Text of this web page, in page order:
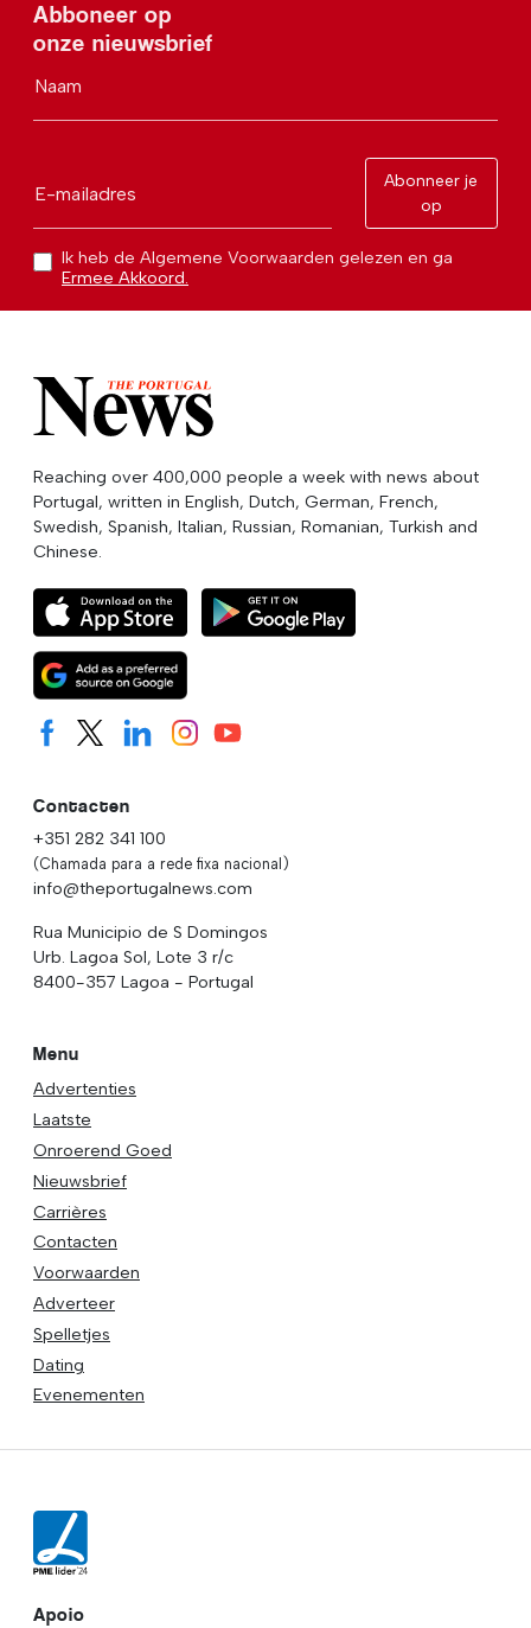
Abboneer op
onze nieuwsbrief
Naam
E-mailadres
Abonneer je
op
Ik heb de Algemene Voorwaarden gelezen en ga
Ermee Akkoord.
Reaching over 400,000 people a week with news about
Portugal, written in English, Dutch, German, French,
Swedish, Spanish, Italian, Russian, Romanian, Turkish and
Chinese.
Contacten
+351 282 341 100
(Chamada para a rede fixa nacional)
info@theportugalnews.com
Rua Municipio de S Domingos
Urb. Lagoa Sol, Lote 3 r/c
8400-357 Lagoa - Portugal
Menu
Advertenties
Laatste
Onroerend Goed
Nieuwsbrief
Carrières
Contacten
Voorwaarden
Adverteer
Spelletjes
Dating
Evenementen
Apoio